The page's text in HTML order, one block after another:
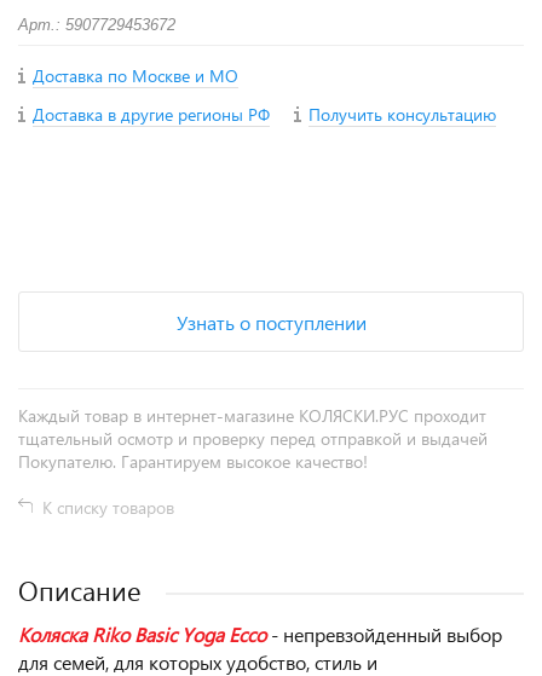
Арт.: 5907729453672
Доставка по Москве и МО
Доставка в другие регионы РФ
Получить консультацию
Узнать о поступлении
Каждый товар в интернет-магазине КОЛЯСКИ.РУС проходит
тщательный осмотр и проверку перед отправкой и выдачей
Покупателю. Гарантируем высокое качество!
К списку товаров
Описание
Коляска Riko Basic Yoga Ecco- непревзойденный выбор
для семей, для которых удобство, стиль и